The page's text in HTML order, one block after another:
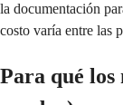
la documentación
costo varía entre las
Para qué los